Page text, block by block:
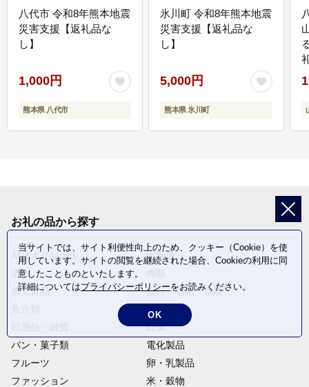
八代市 令和8年熊本地震
災害支援【返礼品な
し】
1,000円
熊本県 八代市
氷川町 令和8年熊本地震
災害支援【返礼品な
し】
5,000円
熊本県 氷川町
お礼の品から探す
ANAオリジナル
定期便
酒
加工食品
旅行・宿泊・体験
麺類
野菜
パン・菓子類
電化製品
フルーツ
卵・乳製品
ファッション
米・穀物
当サイトでは、サイト利便性向上のため、クッキー（Cookie）を使
用しています。サイトの閲覧を継続された場合、Cookieの利用に同
意したことものといたします。
詳細についてはプライバシーポリシーをお読みください。
OK